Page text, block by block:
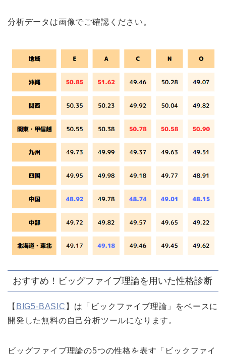
分析データは画像でご確認ください。
おすすめ！ビッグファイブ理論を用いた性格診断
【 BIG5-BASIC 】は「ビックファイブ理論」をベースに
開発した無料の自己分析ツールになります。
ビッグファイブ理論の5つの性格を表す「ビックファイ